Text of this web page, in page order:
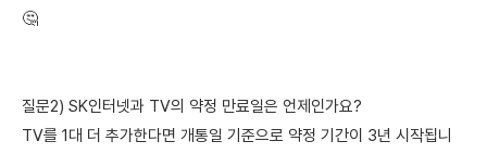
🤔
질문2) SK인터넷과 TV의 약정 만료일은 언제인가요?
TV를 1대 더 추가한다면 개통일 기준으로 약정 기간이 3년 시작됩니